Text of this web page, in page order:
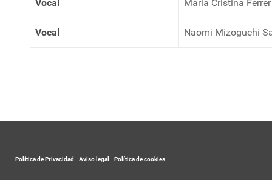
Vocal Maria Cristina
Vocal Naomi Mizoguchi
Política de Privacidad Aviso legal Política de cookies